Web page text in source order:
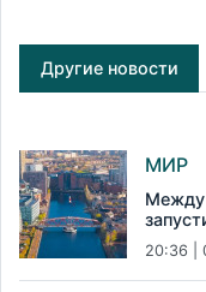
Другие новости
МИР
Между
20:36 |